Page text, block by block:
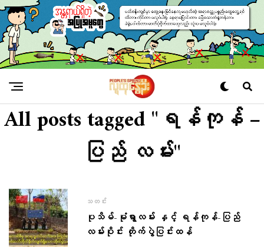
All posts tagged "ရန်ကုန် –
ပြည် လမ်း"
သတင်း
ပုသိမ်-မုံရွာလမ်း နှင့် ရန်ကုန်-ပြည်
လမ်းပိုင်း တိုက်ပွဲပြင်းထန်